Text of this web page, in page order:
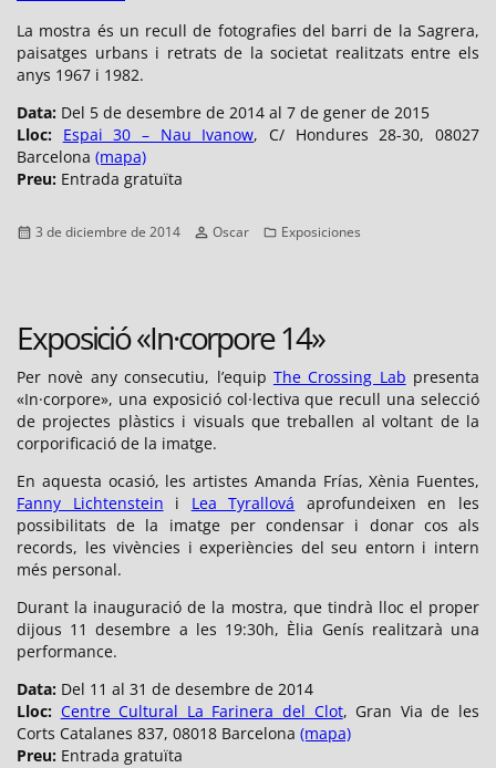
La mostra és un recull de fotografies del barri de la Sagrera,
paisatges urbans i retrats de la societat realitzats entre els
anys 1967 i 1982.
Data: Del 5 de desembre de 2014 al 7 de gener de 2015
Lloc: Espai 30 – Nau Ivanow, C/ Hondures 28-30, 08027
Barcelona (mapa)
Preu: Entrada gratuïta
Publicado
3 de diciembre de 2014 Autor
Oscar Categorías
Exposiciones
Exposició «In·corpore 14»
Per novè any consecutiu, l’equip The Crossing Lab presenta
«In·corpore», una exposició col·lectiva que recull una selecció
de projectes plàstics i visuals que treballen al voltant de la
corporificació de la imatge.
En aquesta ocasió, les artistes Amanda Frías, Xènia Fuentes,
Fanny Lichtenstein i Lea Tyrallová aprofundeixen en les
possibilitats de la imatge per condensar i donar cos als
records, les vivències i experiències del seu entorn i intern
més personal.
Durant la inauguració de la mostra, que tindrà lloc el proper
dijous 11 desembre a les 19:30h, Èlia Genís realitzarà una
performance.
Data: Del 11 al 31 de desembre de 2014
Lloc: Centre Cultural La Farinera del Clot, Gran Via de les
Corts Catalanes 837, 08018 Barcelona (mapa)
Preu: Entrada gratuïta